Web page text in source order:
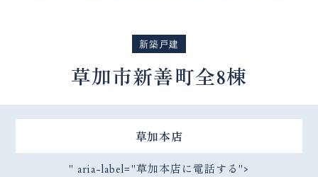
新築戸建
草加市新善町全8棟
草加本店
" aria-label="草加本店に電話する">